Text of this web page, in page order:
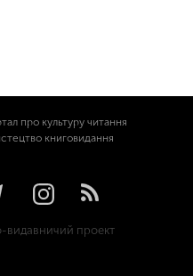
про культуру читання
книговидання
видавничий проект